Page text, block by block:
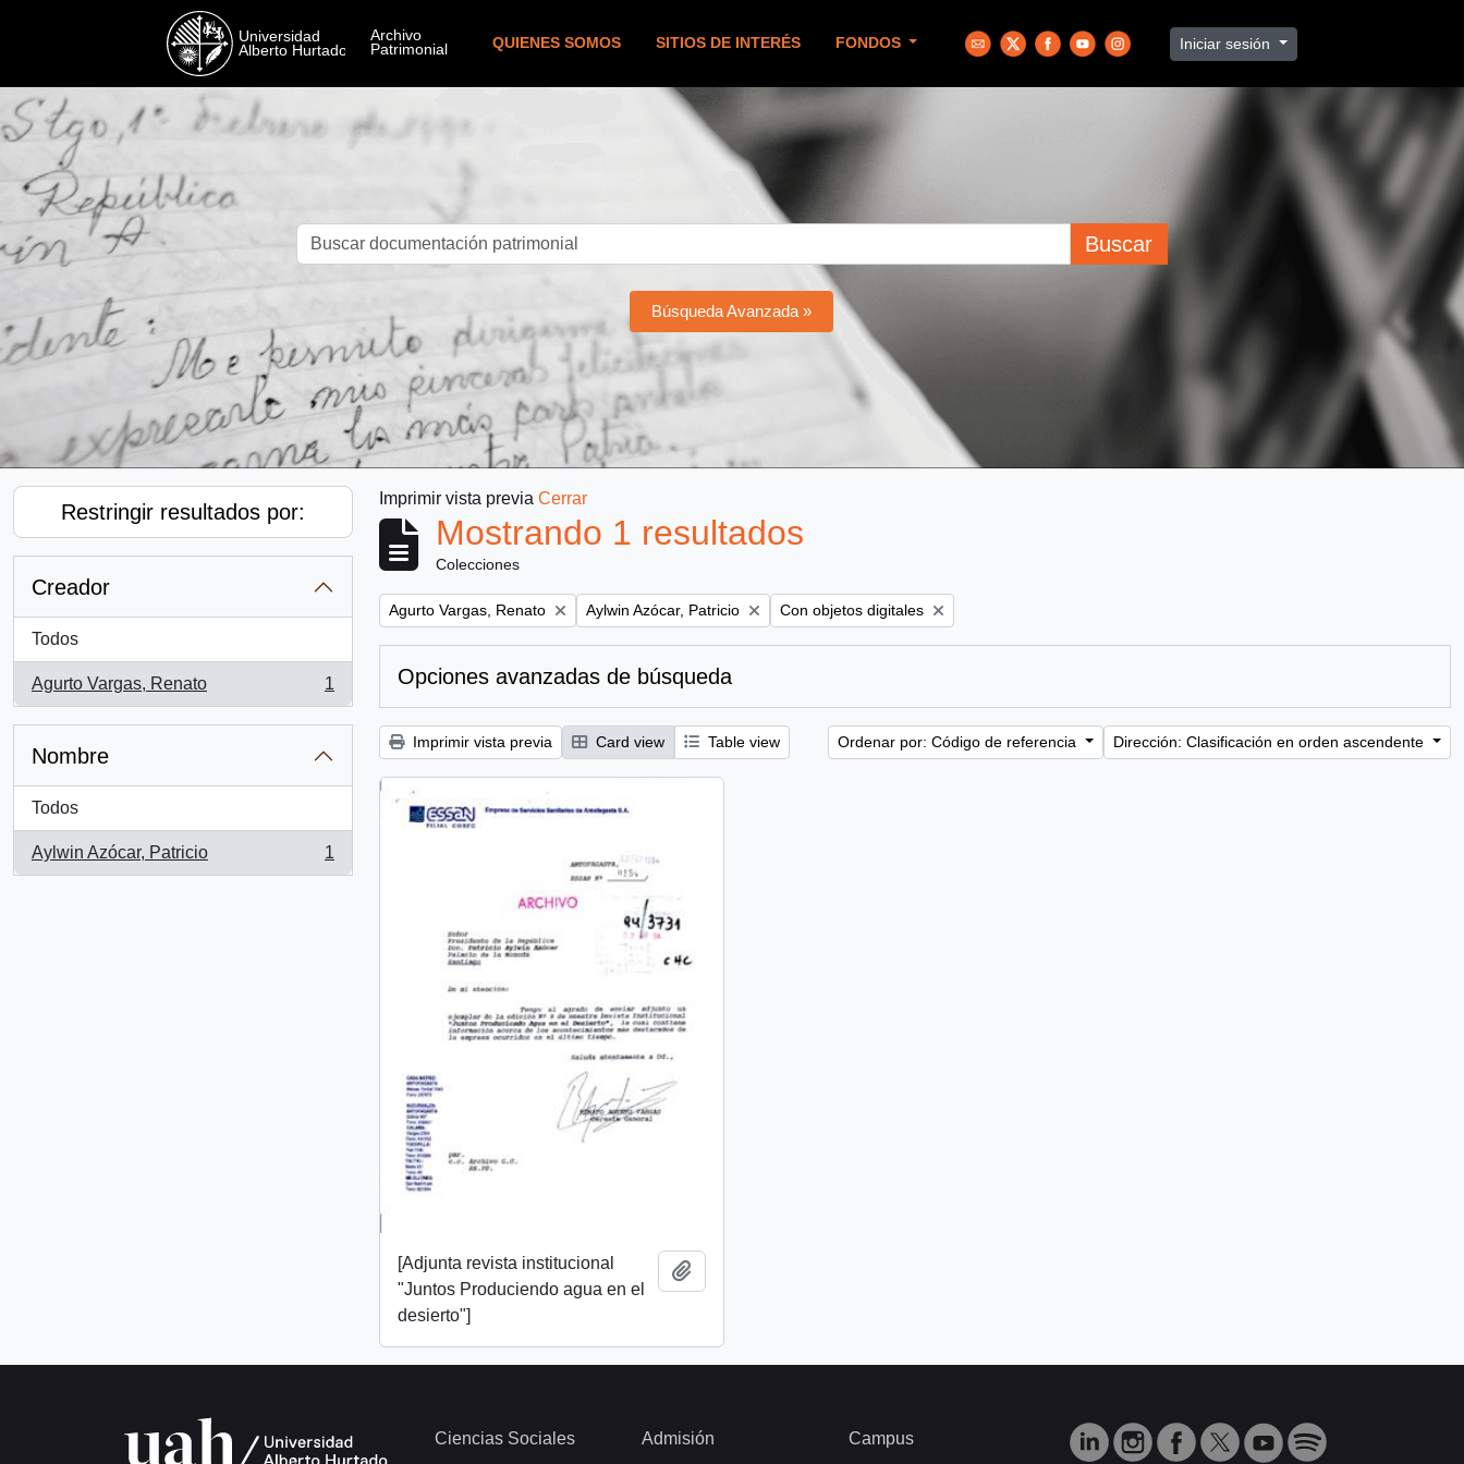
QUIENES SOMOS SITIOS DE INTERÉS FONDOS Iniciar sesión
Buscar
Búsqueda Avanzada »
Restringir resultados por:
Creador
Todos
Agurto Vargas, Renato
, 1 resultados
1
Nombre
Todos
Aylwin Azócar, Patricio
, 1 resultados
1
Imprimir vista previa Cerrar
Mostrando 1 resultados
Colecciones
Remove filter:
Agurto Vargas, Renato Remove filter:
Aylwin Azócar, Patricio Remove filter:
Con objetos digitales
Opciones avanzadas de búsqueda
Imprimir vista previa Card view Table view Ordenar por: Código de referencia Dirección: Clasificación en orden ascendente
[Adjunta revista institucional
"Juntos Produciendo agua en el
desierto"]
Ciencias Sociales Admisión Campus